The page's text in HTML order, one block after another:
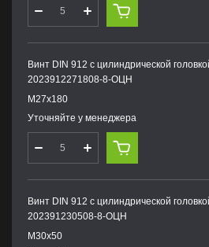
Винт DIN 912 с цилиндрической
2023912271808-8-ОЦН
М27х180
Уточняйте у менеджера
Винт DIN 912 с цилиндрической
202391230508-8-ОЦН
М30х50